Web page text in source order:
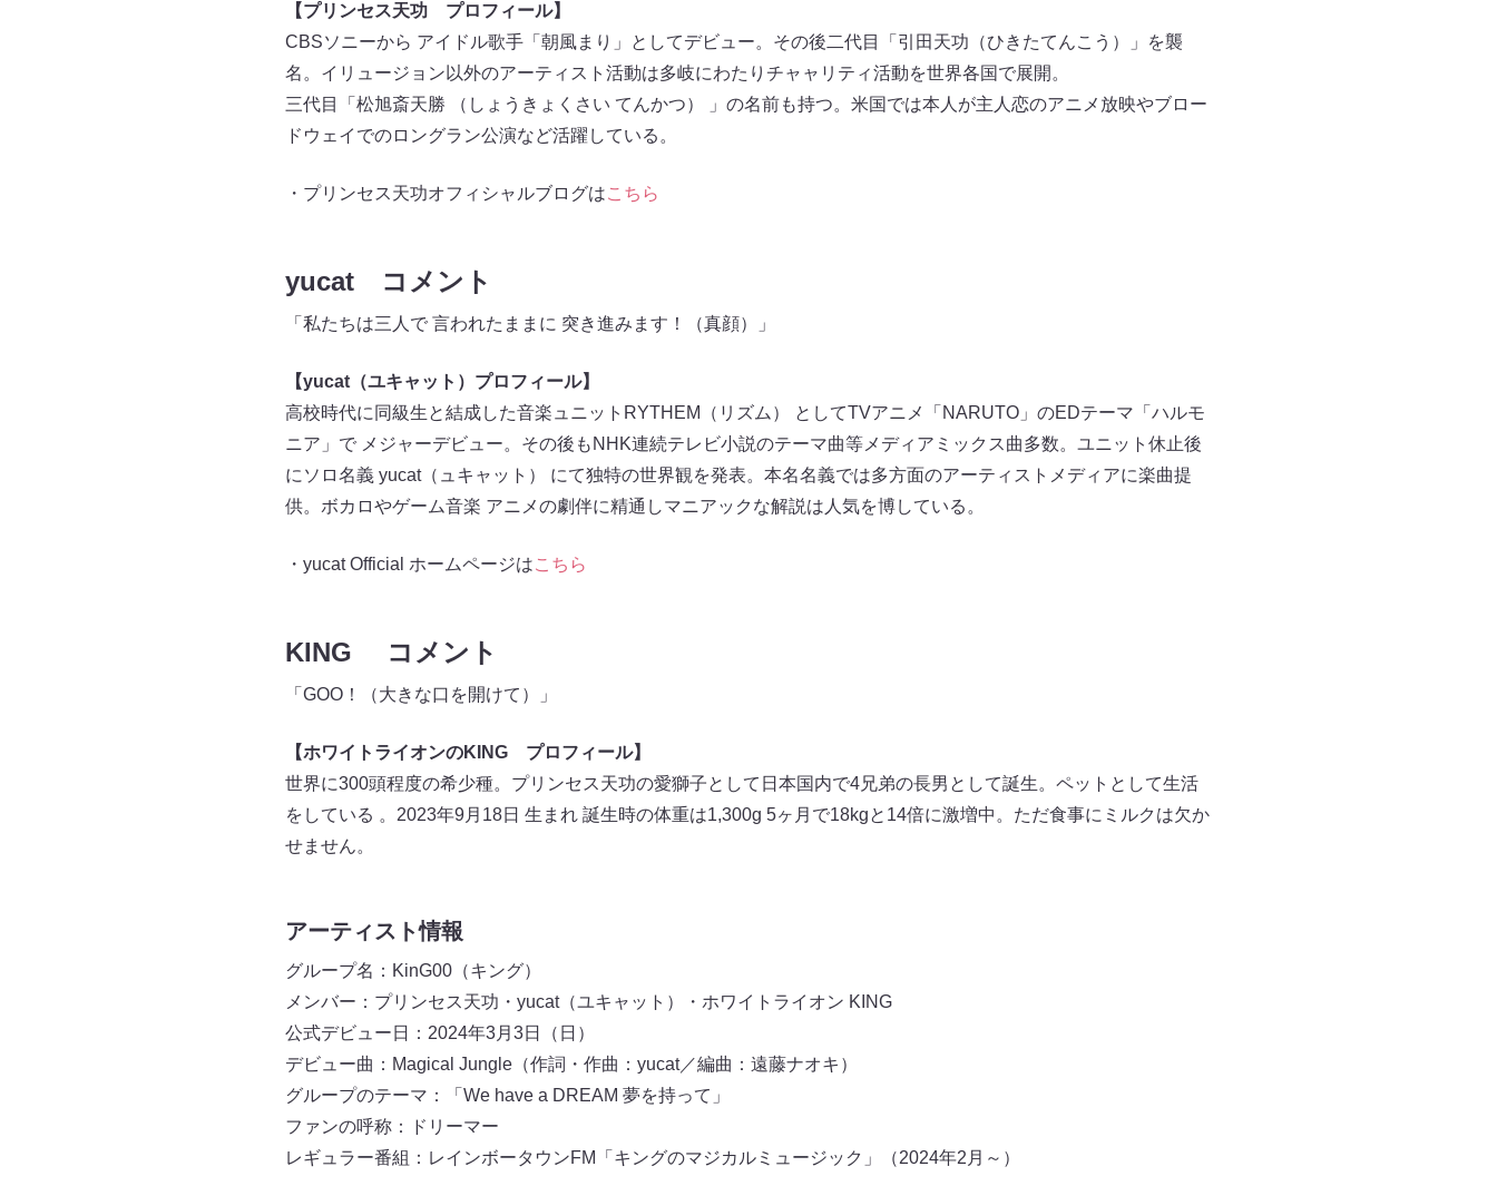
【プリンセス天功 プロフィール】
CBSソニーから アイドル歌手「朝風まり」としてデビュー。その後二代目「引田天功（ひきたてんこう）」を襲
名。イリュージョン以外のアーティスト活動は多岐にわたりチャャリティ活動を世界各国で展開。
三代目「松旭斎天勝 （しょうきょくさい てんかつ） 」の名前も持つ。米国では本人が主人恋のアニメ放映やブロー
ドウェイでのロングラン公演など活躍している。
・プリンセス天功オフィシャルブログはこちら
yucat コメント
「私たちは三人で 言われたままに 突き進みます！（真顔）」
【yucat（ユキャット）プロフィール】
高校時代に同級生と結成した音楽ュニットRYTHEM（リズム） としてTVアニメ「NARUTO」のEDテーマ「ハルモ
ニア」で メジャーデビュー。その後もNHK連続テレビ小説のテーマ曲等メディアミックス曲多数。ユニット休止後
にソロ名義 yucat（ュキャット） にて独特の世界観を発表。本名名義では多方面のアーティストメディアに楽曲提
供。ボカロやゲーム音楽 アニメの劇伴に精通しマニアックな解説は人気を博している。
・yucat Official ホームページはこちら
KING コメント
「GOO！（大きな口を開けて）」
【ホワイトライオンのKING プロフィール】
世界に300頭程度の希少種。プリンセス天功の愛獅子として日本国内で4兄弟の長男として誕生。ペットとして生活
をしている 。2023年9月18日 生まれ 誕生時の体重は1,300g 5ヶ月で18kgと14倍に激増中。ただ食事にミルクは欠か
せません。
アーティスト情報
グループ名：KinG00（キング）
メンバー：プリンセス天功・yucat（ユキャット）・ホワイトライオン KING
公式デビュー日：2024年3月3日（日）
デビュー曲：Magical Jungle（作詞・作曲：yucat／編曲：遠藤ナオキ）
グループのテーマ：「We have a DREAM 夢を持って」
ファンの呼称：ドリーマー
レギュラー番組：レインボータウンFM「キングのマジカルミュージック」（2024年2月～）